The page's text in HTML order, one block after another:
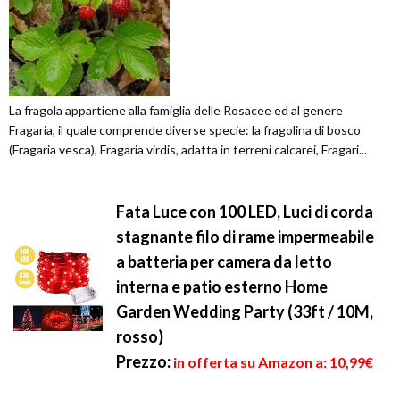
La fragola appartiene alla famiglia delle Rosacee ed al genere
Fragaria, il quale comprende diverse specie: la fragolina di bosco
(Fragaria vesca), Fragaria virdis, adatta in terreni calcarei, Fragari...
Fata Luce con 100 LED, Luci di corda
stagnante filo di rame impermeabile
a batteria per camera da letto
interna e patio esterno Home
Garden Wedding Party (33ft / 10M,
rosso)
Prezzo: in offerta su Amazon a: 10,99€